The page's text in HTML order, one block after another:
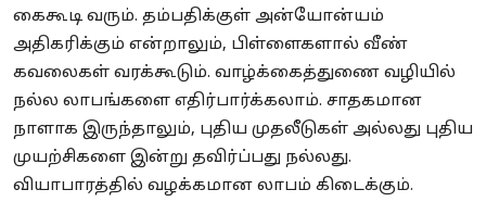
கைகூடி வரும். தம்பதிக்குள் அன்யோன்யம்
அதிகரிக்கும் என்றாலும், பிள்ளைகளால் வீண்
கவலைகள் வரக்கூடும். வாழ்க்கைத்துணை வழியில்
நல்ல லாபங்களை எதிர்பார்க்கலாம். சாதகமான
நாளாக இருந்தாலும், புதிய முதலீடுகள் அல்லது புதிய
முயற்சிகளை இன்று தவிர்ப்பது நல்லது.
வியாபாரத்தில் வழக்கமான லாபம் கிடைக்கும்.